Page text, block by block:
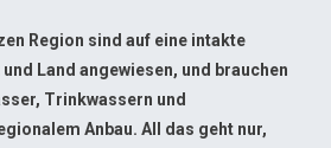
Region sind auf eine intakte
Land angewiesen, und brauchen
Trinkwassern und
Anbau. All das geht nur,